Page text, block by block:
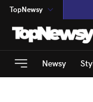
TopNewsy
na:Temat
INN:Poland
ASZ:dziennikNewsy